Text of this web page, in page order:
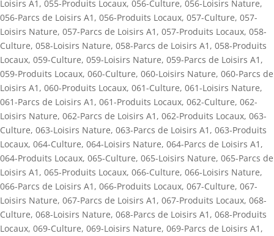
Loisirs A1 , 055-Produits Locaux, 056-Culture, 056-Loisirs Nature,
056-Parcs de Loisirs A1 , 056-Produits Locaux, 057-Culture, 057-
Loisirs Nature, 057-Parcs de Loisirs A1 , 057-Produits Locaux, 058-
Culture, 058-Loisirs Nature, 058-Parcs de Loisirs A1 , 058-Produits
Locaux, 059-Culture, 059-Loisirs Nature, 059-Parcs de Loisirs A1 ,
059-Produits Locaux, 060-Culture, 060-Loisirs Nature, 060-Parcs de
Loisirs A1 , 060-Produits Locaux, 061-Culture, 061-Loisirs Nature,
061-Parcs de Loisirs A1 , 061-Produits Locaux, 062-Culture, 062-
Loisirs Nature, 062-Parcs de Loisirs A1 , 062-Produits Locaux, 063-
Culture, 063-Loisirs Nature, 063-Parcs de Loisirs A1 , 063-Produits
Locaux, 064-Culture, 064-Loisirs Nature, 064-Parcs de Loisirs A1 ,
064-Produits Locaux, 065-Culture, 065-Loisirs Nature, 065-Parcs de
Loisirs A1 , 065-Produits Locaux, 066-Culture, 066-Loisirs Nature,
066-Parcs de Loisirs A1 , 066-Produits Locaux, 067-Culture, 067-
Loisirs Nature, 067-Parcs de Loisirs A1 , 067-Produits Locaux, 068-
Culture, 068-Loisirs Nature, 068-Parcs de Loisirs A1 , 068-Produits
Locaux, 069-Culture, 069-Loisirs Nature, 069-Parcs de Loisirs A1 ,